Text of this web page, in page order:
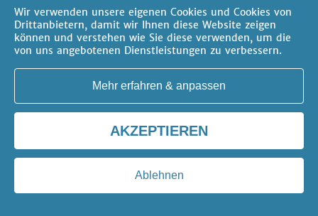
Wir verwenden unsere eigenen Cookies und Cookies von
Drittanbietern, damit wir Ihnen diese Website zeigen
können und verstehen wie Sie diese verwenden, um die
von uns angebotenen Dienstleistungen zu verbessern.
AKZEPTIEREN
Ablehnen
Mehr erfahren & anpassen